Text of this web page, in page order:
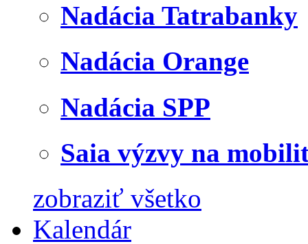
Nadácia Tatrabanky
Nadácia Orange
Nadácia SPP
Saia výzvy na
zobraziť všetko
Kalendár